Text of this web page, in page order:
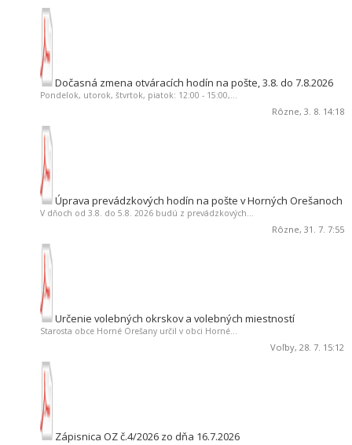
Dočasná zmena otváracích hodín na pošte, 3.8. do 7.8.2026
Pondelok, utorok, štvrtok, piatok: 12:00 - 15:00,...
Rôzne, 3. 8. 14:18
Úprava prevádzkových hodín na pošte v Horných Orešanoch
V dňoch od 3.8. do 5.8. 2026 budú z prevádzkových...
Rôzne, 31. 7. 7:55
Určenie volebných okrskov a volebných miestností
Starosta obce Horné Orešany určil v obci Horné...
Voľby, 28. 7. 15:12
Zápisnica OZ č.4/2026 zo dňa 16.7.2026